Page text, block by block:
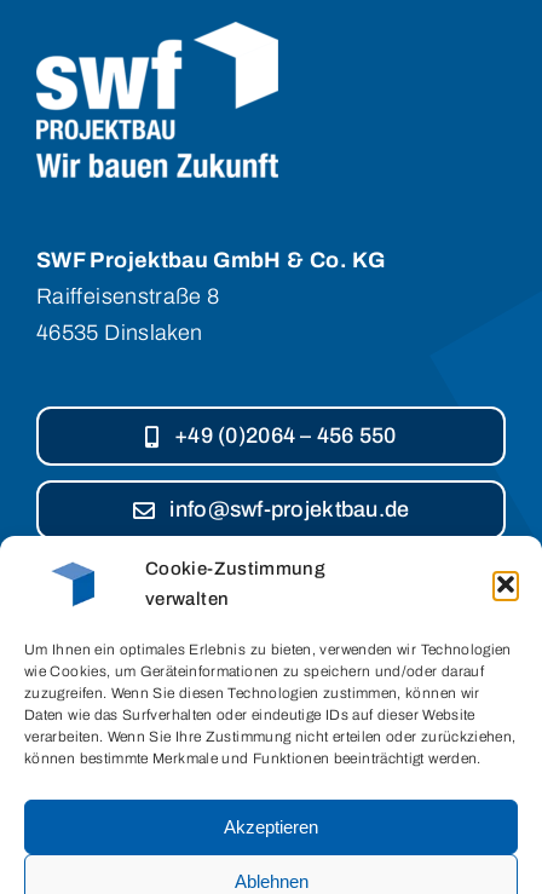
Cookie-Zustimmung
verwalten
Um Ihnen ein optimales Erlebnis zu bieten, verwenden wir Technologien
wie Cookies, um Geräteinformationen zu speichern und/oder darauf
zuzugreifen. Wenn Sie diesen Technologien zustimmen, können wir
Daten wie das Surfverhalten oder eindeutige IDs auf dieser Website
verarbeiten. Wenn Sie Ihre Zustimmung nicht erteilen oder zurückziehen,
können bestimmte Merkmale und Funktionen beeinträchtigt werden.
Akzeptieren
Ablehnen
SWF Projektbau GmbH & Co. KG
Raiffeisenstraße 8
46535 Dinslaken
+49 (0)2064 – 456 550
info@swf-projektbau.de
Cookies
Datenschutz
Impressum